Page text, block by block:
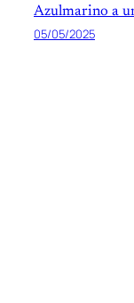
Azulmarino a
05/05/2025